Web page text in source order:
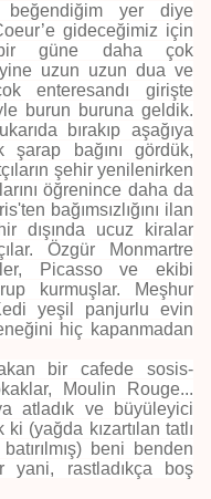
yer diye
gideceğimiz için
güne daha çok
uzun uzun dua ve
enteresandı girişte
burun buruna geldik.
bırakıp aşağıya
şarap bağını gördük,
şehir yenilenirken
öğrenince daha da
bağımsızlığını ilan
dışında ucuz kiralar
Özgür Monmartre
Picasso ve ekibi
kurmuşlar. Meşhur
yeşil panjurlu evin
hiç kapanmadan
bir cafede sosis-
Moulin Rouge...
atladık ve büyüleyici
(yağda kızartılan tatlı
beni benden
yani, rastladıkça boş